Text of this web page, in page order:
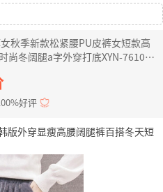
秋季新款松紧腰PU皮裤女短款高
尚冬阔腿a字外穿打底XYN-76100
好评
版外穿显瘦高腰阔腿裤百搭冬天短